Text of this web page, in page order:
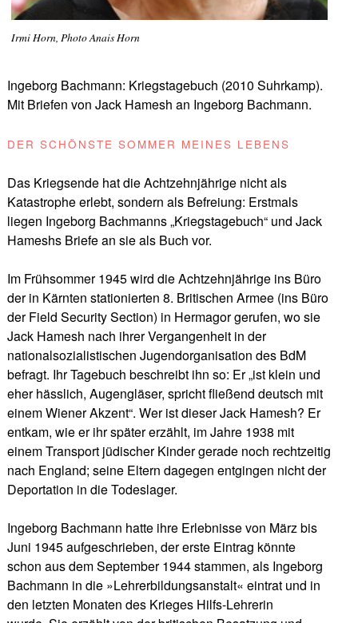
Irmi Horn, Photo Anais Horn
Ingeborg Bachmann: Kriegstagebuch (2010 Suhrkamp).
Mit Briefen von Jack Hamesh an Ingeborg Bachmann.
DER SCHÖNSTE SOMMER MEINES LEBENS
Das Kriegsende hat die Achtzehnjährige nicht als
Katastrophe erlebt, sondern als Befreiung: Erstmals
liegen Ingeborg Bachmanns „Kriegstagebuch“ und Jack
Hameshs Briefe an sie als Buch vor.
Im Frühsommer 1945 wird die Achtzehnjährige ins Büro
der in Kärnten stationierten 8. Britischen Armee (ins Büro
der Field Security Section) in Hermagor gerufen, wo sie
Jack Hamesh nach ihrer Vergangenheit in der
nationalsozialistischen Jugendorganisation des BdM
befragt. Ihr Tagebuch beschreibt ihn so: Er „ist klein und
eher hässlich, Augengläser, spricht fließend deutsch mit
einem Wiener Akzent“. Wer ist dieser Jack Hamesh? Er
entkam, wie er ihr später erzählt, im Jahre 1938 mit
einem Transport jüdischer Kinder gerade noch rechtzeitig
nach England; seine Eltern dagegen entgingen nicht der
Deportation in die Todeslager.
Ingeborg Bachmann hatte ihre Erlebnisse von März bis
Juni 1945 aufgeschrieben, der erste Eintrag könnte
schon aus dem September 1944 stammen, als Ingeborg
Bachmann in die »Lehrerbildungsanstalt« eintrat und in
den letzten Monaten des Krieges Hilfs-Lehrerin